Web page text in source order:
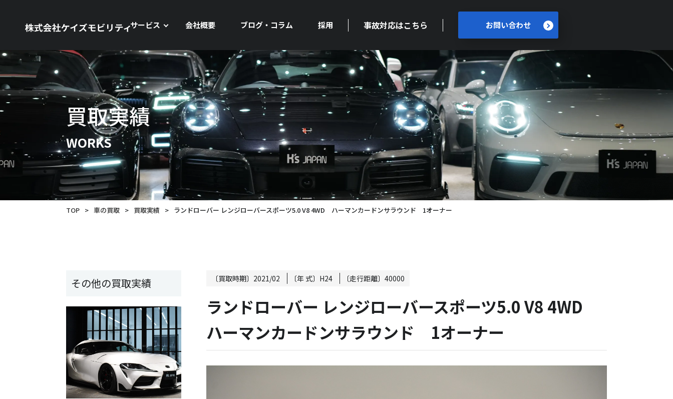
サービス 会社概要 ブログ・コラム 採用 事故対応はこちら お問い合わせ
買取実績
WORKS
TOP > 車の買取 > 買取実績 > ランドローバー レンジローバースポーツ5.0 V8 4WD ハーマンカードンサラウンド 1オーナー
その他の買取実績 〔買取時期〕 2021/02 〔年 式〕 H24 〔走行距離〕 40000
ランドローバー レンジローバースポーツ5.0 V8 4WD
ハーマンカードンサラウンド 1オーナー